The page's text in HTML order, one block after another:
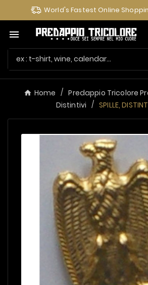
World's Fastest Online

Home Predappio Tricolore
Distintivi
SPILLE,